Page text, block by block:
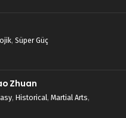
, Süper Güç
Zhuan
, Historical, Martial Arts,